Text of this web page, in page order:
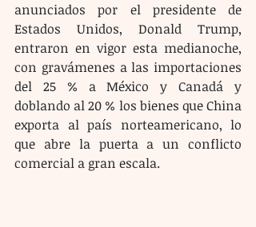
anunciados por el presidente de
Estados Unidos, Donald Trump,
entraron en vigor esta medianoche,
con gravámenes a las importaciones
del 25 % a México y Canadá y
doblando al 20 % los bienes que China
exporta al país norteamericano, lo
que abre la puerta a un conflicto
comercial a gran escala.